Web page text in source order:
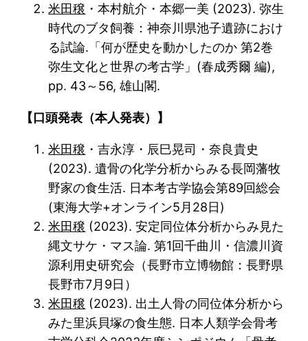
米田穣 ・本村航介・本郷一美 (2023). 弥生
時代のブタ飼養：神奈川県池子遺跡におけ
る試論.「何が歴史を動かしたのか 第2巻
弥生文化と世界の考古学」(春成秀爾 編),
pp. 43～56, 雄山閣.
【口頭発表（本人発表）】
米田穣 ・吉永淳・辰巳晃司・奈良貴史
(2023). 遺骨の化学分析からみる長岡藩牧
野家の食生活. 日本考古学協会第89回総会
(東海大学+オンライン5月28日)
米田穣 (2023). 安定同位体分析からみ見た
縄文サケ・マス論. 第1回千曲川・信濃川資
源利用史研究会（長野市立博物館：長野県
長野市7月9日）
米田穣 (2023). 出土人骨の同位体分析から
みた里浜貝塚の食生態. 日本人類学会骨考